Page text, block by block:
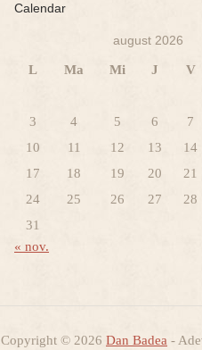
Calendar
august 2026
L Ma Mi J V
3
4 5 6 7
10
11 12 13 14
17
18 19 20 21
24
25 26 27 28
31
« nov.
Copyright © 2026 Dan Badea -